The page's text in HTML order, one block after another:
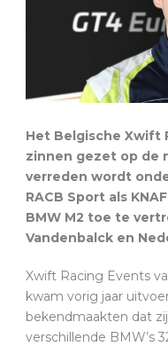
Het Belgische Xwift
zinnen gezet op de
verreden wordt
RACB Sport als
BMW M2 toe te
Vandenbalck en
Xwift Racing Events
kwam vorig jaar
bekendmaakten dat
verschillende BMW’s